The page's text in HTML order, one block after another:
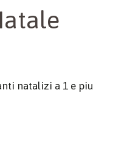
natalizi a 1 e piu